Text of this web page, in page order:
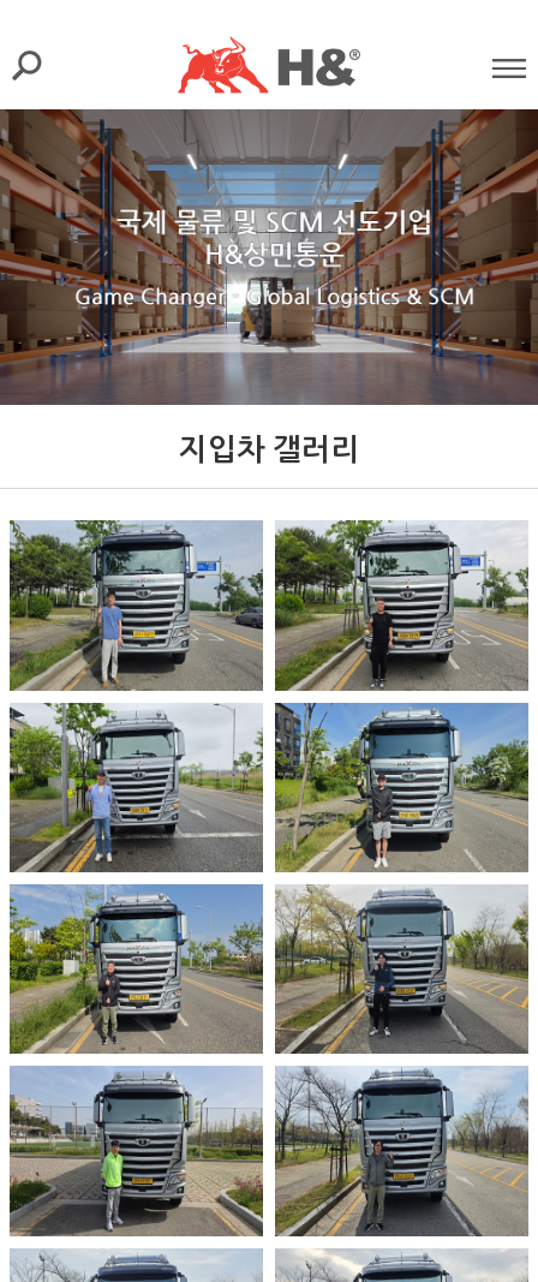
지입차 갤러리